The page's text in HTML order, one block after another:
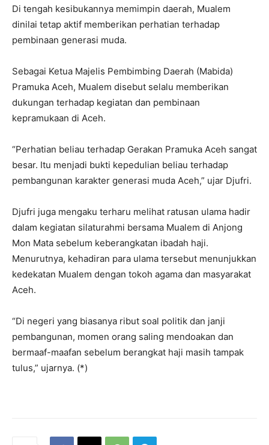
Di tengah kesibukannya memimpin daerah, Mualem
dinilai tetap aktif memberikan perhatian terhadap
pembinaan generasi muda.
Sebagai Ketua Majelis Pembimbing Daerah (Mabida)
Pramuka Aceh, Mualem disebut selalu memberikan
dukungan terhadap kegiatan dan pembinaan
kepramukaan di Aceh.
“Perhatian beliau terhadap Gerakan Pramuka Aceh sangat
besar. Itu menjadi bukti kepedulian beliau terhadap
pembangunan karakter generasi muda Aceh,” ujar Djufri.
Djufri juga mengaku terharu melihat ratusan ulama hadir
dalam kegiatan silaturahmi bersama Mualem di Anjong
Mon Mata sebelum keberangkatan ibadah haji.
Menurutnya, kehadiran para ulama tersebut menunjukkan
kedekatan Mualem dengan tokoh agama dan masyarakat
Aceh.
“Di negeri yang biasanya ribut soal politik dan janji
pembangunan, momen orang saling mendoakan dan
bermaaf-maafan sebelum berangkat haji masih tampak
tulus,” ujarnya. (*)